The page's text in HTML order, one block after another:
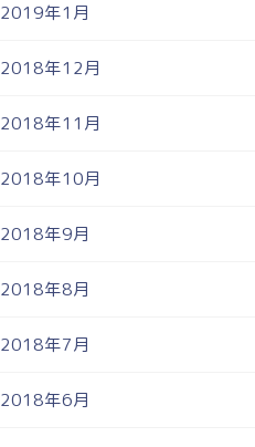
2019年1月
2018年12月
2018年11月
2018年10月
2018年9月
2018年8月
2018年7月
2018年6月